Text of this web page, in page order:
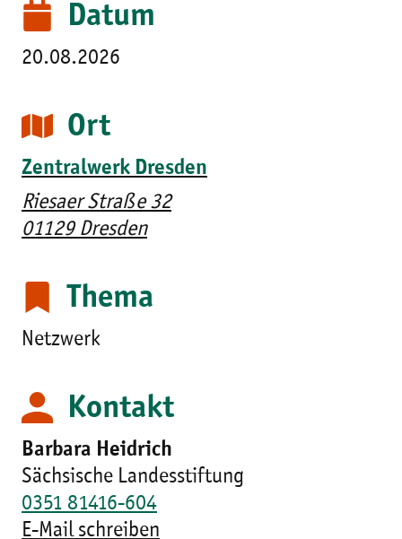
Datum
20.08.2026
Ort
Zentralwerk Dresden
Riesaer Straße 32
01129 Dresden
Thema
Netzwerk
Kontakt
Barbara Heidrich
Sächsische Landesstiftung
0351 81416-604
E-Mail schreiben